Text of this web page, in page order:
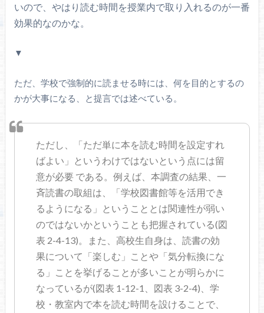
いので、やはり読む時間を授業内で取り入れるのが一番
効果的なのかな。
▼
ただ、学校で強制的に読ませる時には、何を目的とするの
かが大事になる、と提言では述べている。
ただし、「ただ単に本を読む時間を設定すれ
ばよい」というわけではないという点には留
意が必要 である。例えば、本調査の結果、一
斉読書の取組は、「学校図書館等を活用でき
るようになる」ということとは関連性が弱い
のではないかということも把握されている(図
表 2-4-13)。また、高校生自身は、読書の効
果について「楽しむ」ことや「気分転換にな
る」ことを挙げることが多いことが明らかに
なっているが(図表 1-12-1、図表 3-2-4)、学
校・教室内で本を読む時間を設けることで、